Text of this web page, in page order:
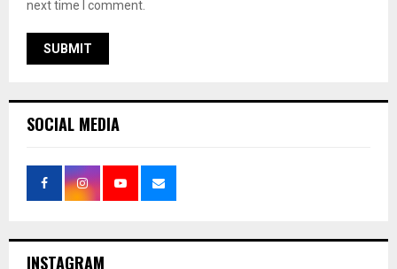
next time I comment.
SOCIAL MEDIA
INSTAGRAM